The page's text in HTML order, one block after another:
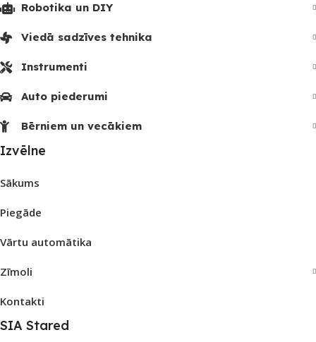
Robotika un DIY
Viedā sadzīves tehnika
Instrumenti
Auto piederumi
Bērniem un vecākiem
Izvēlne
Sākums
Piegāde
Vārtu automātika
Zīmoli
Kontakti
SIA Stared